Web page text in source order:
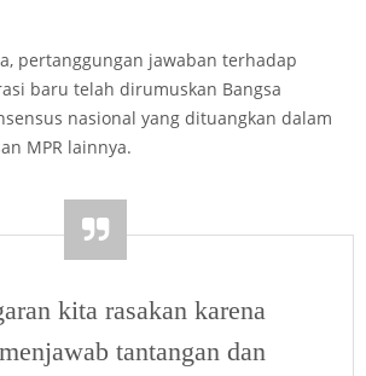
pertanggungan jawaban terhadap
baru telah dirumuskan Bangsa
nasional yang dituangkan dalam
MPR lainnya.
kita rasakan karena
tantangan dan